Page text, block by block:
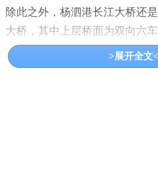
除此之外，杨泗港长江大桥还
大桥，其中上层桥面为双向六
速度为80千米/小时，下层桥面
道，设计速度为60千米/小时。
>展开全文<